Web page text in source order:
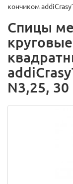
кончиком
Спицы
N3,25, 30